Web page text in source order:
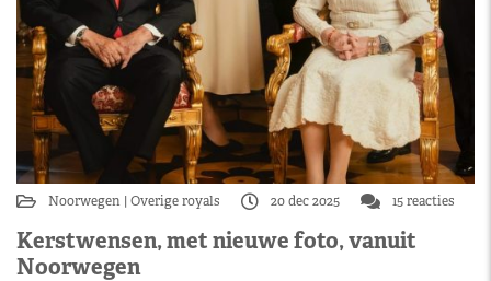
Noorwegen Overige royals 20 dec 2025 15 reacties
Kerstwensen, met nieuwe foto, vanuit
Noorwegen